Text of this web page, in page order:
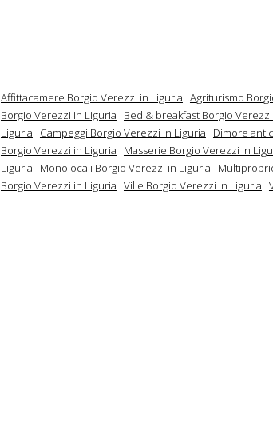
Affittacamere Borgio Verezzi in Liguria Agriturismo
Borgio Verezzi in Liguria
Bed & breakfast Borgio
Liguria
Campeggi Borgio Verezzi in Liguria Dimore
Borgio Verezzi in Liguria
Masserie Borgio Verezzi in
Liguria
Monolocali Borgio Verezzi in Liguria
Borgio Verezzi in Liguria Ville Borgio Verezzi in Liguria